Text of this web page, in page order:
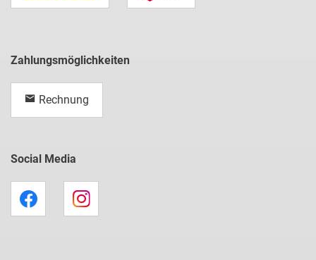
Zahlungsmöglichkeiten
Rechnung
Social Media